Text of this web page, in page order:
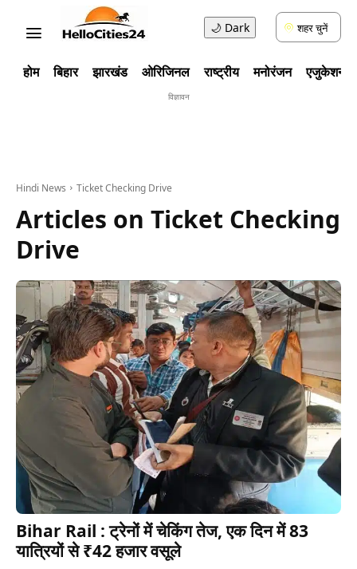
🌙 Dark शहर चुनें
होम बिहार झारखंड ओरिजिनल राष्ट्रीय मनोरंजन एजुकेशन
विज्ञावन
Hindi News Ticket Checking Drive
Articles on Ticket Checking
Drive
Bihar Rail : ट्रेनों में चेकिंग तेज, एक दिन में 83
यात्रियों से ₹42 हजार वसूले